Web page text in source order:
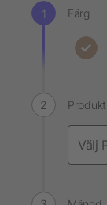
Färg